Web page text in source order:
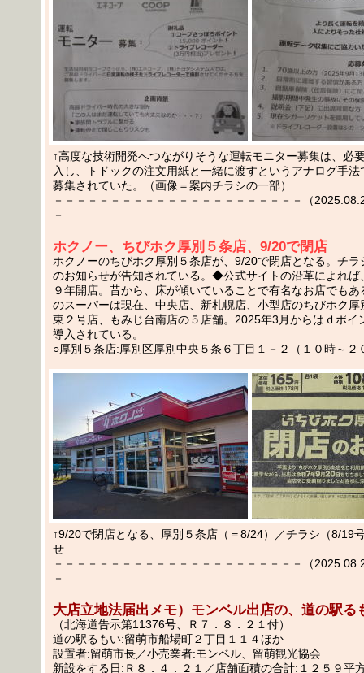
↑高度な技術開発へつながりそうな運転モニター募集は、必
入し、トドックの注文用紙と一緒に渡すというアナログ手
募集されていた。（画像＝案内チラシの一部）
－－－－－－－－－－－－－－－－－－－－－－（
－
ホクノー、ちびホク厚別５条店、9/20で閉店
ホクノーのちびホク厚別５条店が、9/20で閉店となる。チラ
のお知らせが告知されている。◆公式サイトの沿革によれば
９年開店。昔から、床が傾いていることで有名なお店でも
のスーパーは現在、中央店、新札幌店、小型店のちびホク厚
東２号店、もみじ台南店の５店舗。2025年3月からはｄポイ
導入されている。
○厚別５条店:厚別区厚別中央５条６丁目１－２（１０時～２
↑9/20で閉店となる、厚別５条店（＝8/24）／チラシ（8/19
せ
－－－－－－－－－－－－－－－－－－－－－－（
－
大店立地法届出メモ）モンベル出店の、道の駅る
（北海道告示第11376号、Ｒ７．８．２１付）
道の駅るもい:留萌市船場町２丁目１１４ほか
設置者:留萌市長／小売業者:モンベル、留萌観光協会
新設をする日:Ｒ８．４．２１／店舗面積の合計:１２５９平